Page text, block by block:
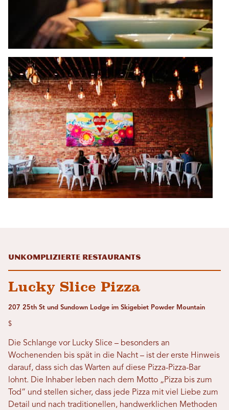
Unkomplizierte Restaurants
Lucky Slice Pizza
207 25th St und Sundown Lodge im Skigebiet Powder Mountain
$
Die Schlange vor Lucky Slice – besonders an
Wochenenden bis spät in die Nacht – ist der erste Hinweis
darauf, dass sich das Warten auf diese Pizza-Pizza-Bar
lohnt. Die Inhaber leben nach dem Motto „Pizza bis zum
Tod“ und stellen sicher, dass jede Pizza mit viel Liebe zum
Detail und nach traditionellen, handwerklichen Methoden